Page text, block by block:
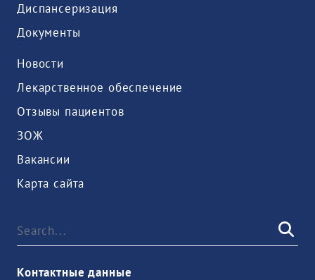
Диспансеризация
Документы
Новости
Лекарственное обеспечение
Отзывы пациентов
ЗОЖ
Вакансии
Карта сайта
Контактные данные